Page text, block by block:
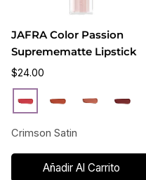
JAFRA Color Passion
Supremematte Lipstick
$24.00
Crimson
Satin
Silky
Toffee
Velour
Crimson Satin
Añadir Al Carrito